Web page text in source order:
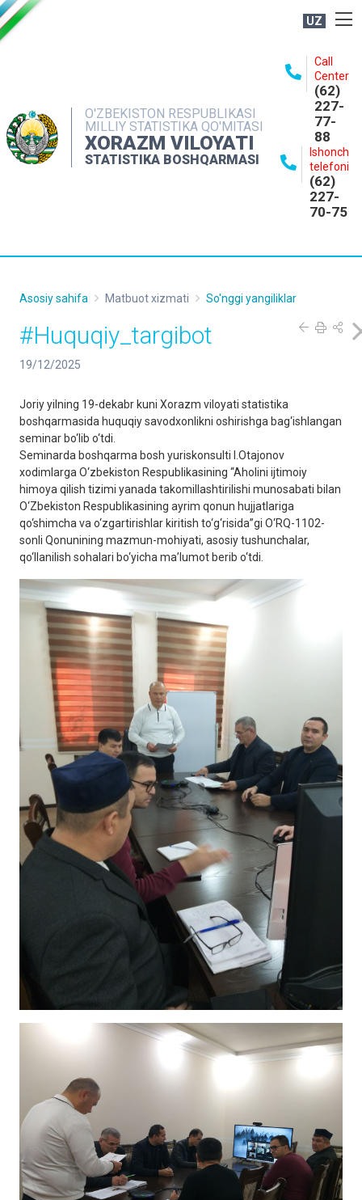
UZ
O'ZBEKISTON RESPUBLIKASI
MILLIY STATISTIKA QO'MITASI
XORAZM VILOYATI
STATISTIKA BOSHQARMASI
Call
Center
(62)
227-
77-
88
Ishonch
telefoni
(62)
227-
70-75
NASHRLAR
INTERAKTIV XIZMATLAR
MATBUOT XIZMATI
Asosiy sahifa Matbuot xizmati So'nggi yangiliklar
#Huquqiy_targibot
19/12/2025
Joriy yilning 19-dekabr kuni Xorazm viloyati statistika
boshqarmasida huquqiy savodxonlikni oshirishga bag‘ishlangan
seminar bo‘lib o‘tdi.
Seminarda boshqarma bosh yuriskonsulti I.Otajonov
xodimlarga O‘zbekiston Respublikasining “Aholini ijtimoiy
himoya qilish tizimi yanada takomillashtirilishi munosabati bilan
O‘Zbekiston Respublikasining ayrim qonun hujjatlariga
qo‘shimcha va o‘zgartirishlar kiritish to‘g‘risida”gi O‘RQ-1102-
sonli Qonunining mazmun-mohiyati, asosiy tushunchalar,
qo‘llanilish sohalari bo‘yicha ma’lumot berib o‘tdi.